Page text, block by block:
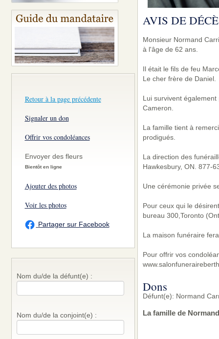
Retour à la page précédente
Signaler un don
Offrir vos condoléances
Envoyer des fleurs
Bientôt en ligne
Ajouter des photos
Voir les photos
Partager sur Facebook
Nom du/de la défunt(e) :
Nom du/de la conjoint(e) :
AVIS DE
Monsieur Normand
à l'âge de 62 ans.
Il était le fils de feu
Le cher frère de Daniel.
Lui survivent
Cameron.
La famille tient à
prodigués.
La direction des
Hawkesbury, ON. 877-
Une cérémonie privée
Pour ceux qui le
bureau 300,Toronto
La maison funéraire
Pour offrir vos
Dons
Défunt(e): Normand
La famille de